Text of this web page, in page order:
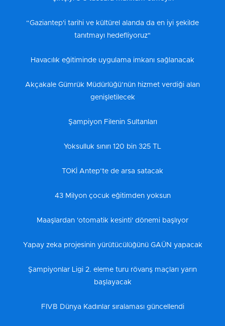
“Gaziantep'i tarihi ve kültürel alanda da en iyi şekilde
tanıtmayı hedefliyoruz"
Havacılık eğitiminde uygulama imkanı sağlanacak
Akçakale Gümrük Müdürlüğü’nün hizmet verdiği alan
genişletilecek
Şampiyon Filenin Sultanları
Yoksulluk sınırı 120 bin 325 TL
TOKİ Antep’te de arsa satacak
43 Milyon çocuk eğitimden yoksun
Maaşlardan 'otomatik kesinti' dönemi başlıyor
Yapay zeka projesinin yürütücülüğünü GAÜN yapacak
Şampiyonlar Ligi 2. eleme turu rövanş maçları yarın
başlayacak
FIVB Dünya Kadınlar sıralaması güncellendi